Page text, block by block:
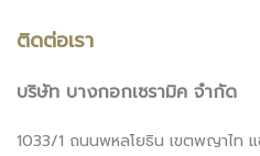
ติดต่อเรา
บริษัท บางกอกเซรามิค จำกัด
1033/1 ถนนพหลโยธิน เขตพญาไท